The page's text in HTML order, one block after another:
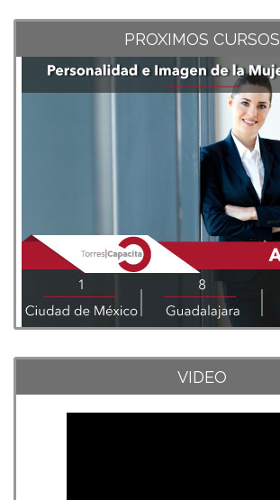
PROXIMOS CURSOS
VIDEO